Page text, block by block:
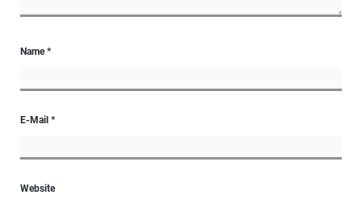
Name*
E-Mail *
Website